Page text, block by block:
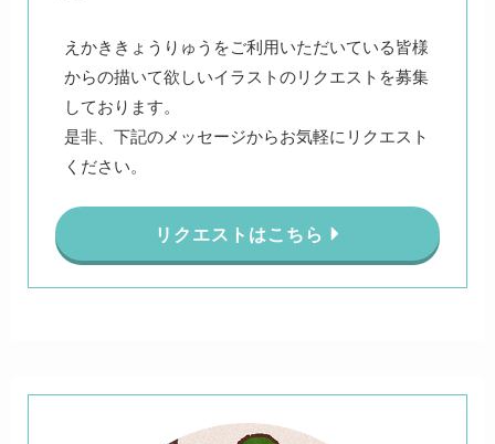
えかききょうりゅうをご利用いただいている皆様
からの描いて欲しいイラストのリクエストを募集
しております。
是非、下記のメッセージからお気軽にリクエスト
ください。
リクエストはこちら